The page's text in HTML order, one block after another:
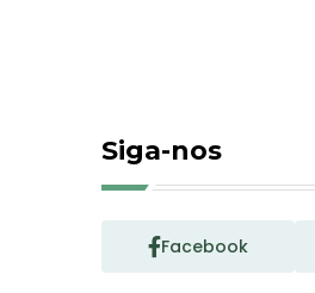
Siga-nos
Facebook